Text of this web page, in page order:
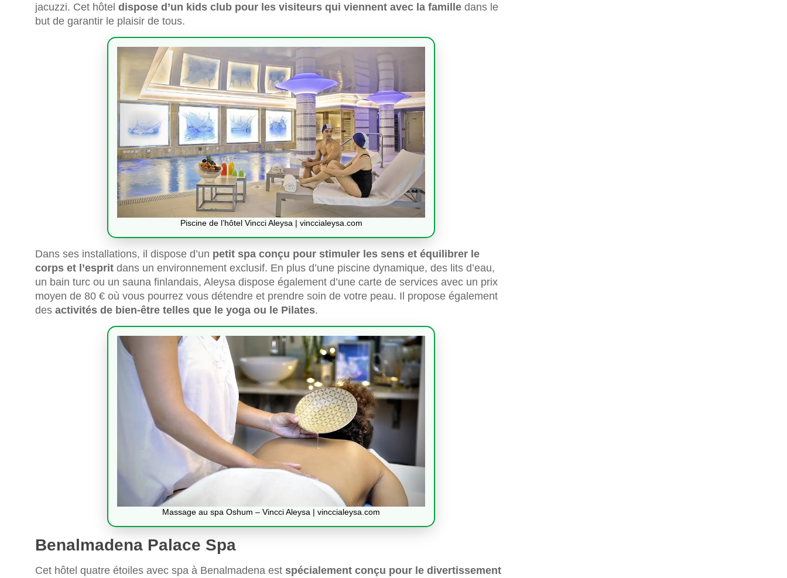
jacuzzi. Cet hôtel dispose d’un kids club pour les visiteurs qui viennent avec la famille dans le
but de garantir le plaisir de tous.
Piscine de l’hôtel Vincci Aleysa | vinccialeysa.com
Dans ses installations, il dispose d’un petit spa conçu pour stimuler les sens et équilibrer le
corps et l’esprit dans un environnement exclusif. En plus d’une piscine dynamique, des lits d’eau,
un bain turc ou un sauna finlandais, Aleysa dispose également d’une carte de services avec un prix
moyen de 80 € où vous pourrez vous détendre et prendre soin de votre peau. Il propose également
des activités de bien-être telles que le yoga ou le Pilates.
Massage au spa Oshum – Vincci Aleysa | vinccialeysa.com
Benalmadena Palace Spa
Cet hôtel quatre étoiles avec spa à Benalmadena est spécialement conçu pour le divertissement